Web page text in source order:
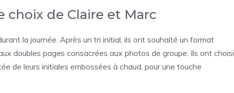
choix de Claire et Marc
la journée. Après un tri initial, ils ont souhaité un format
doubles pages consacrées aux photos de groupe. Ils ont choisi
de leurs initiales embossées à chaud, pour une touche